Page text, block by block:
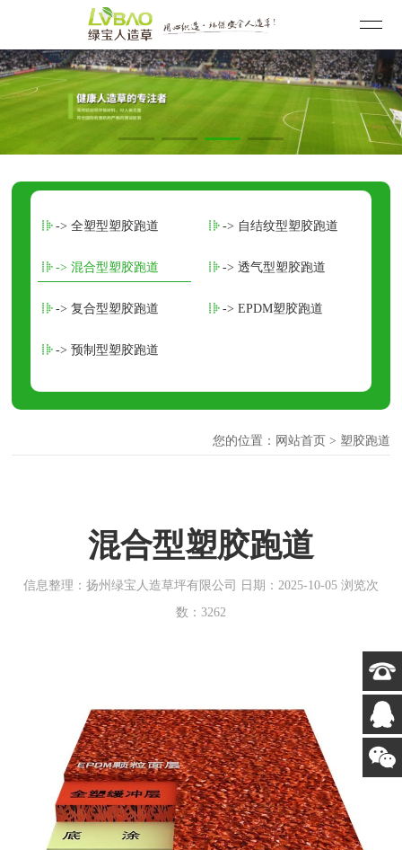
-> 全塑型塑胶跑道 -> 自结纹型塑胶跑道
-> 混合型塑胶跑道 -> 透气型塑胶跑道
-> 复合型塑胶跑道 -> EPDM塑胶跑道
-> 预制型塑胶跑道
您的位置： 网站首页> 塑胶跑道
混合型塑胶跑道
信息整理：扬州绿宝人造草坪有限公司 日期：2025-10-05 浏览次
数：3262